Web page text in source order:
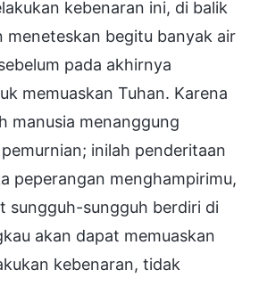
kebenaran ini, di balik
meneteskan begitu banyak air
pada akhirnya
memuaskan Tuhan. Karena
manusia menanggung
inilah penderitaan
peperangan menghampirimu,
sungguh-sungguh berdiri di
akan dapat memuaskan
kebenaran, tidak